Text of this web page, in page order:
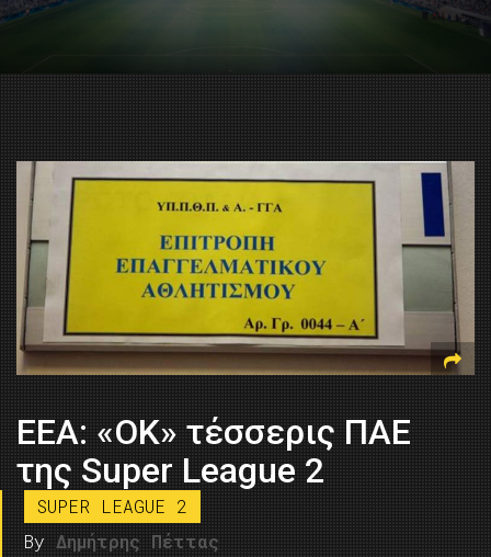
ΕΕΑ: «ΟΚ» τέσσερις ΠΑΕ
της Super League 2
SUPER LEAGUE 2
By Δημήτρης Πέττας